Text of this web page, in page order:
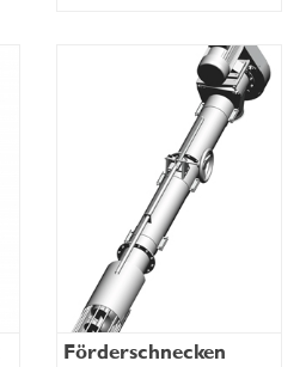
Förderschnecken